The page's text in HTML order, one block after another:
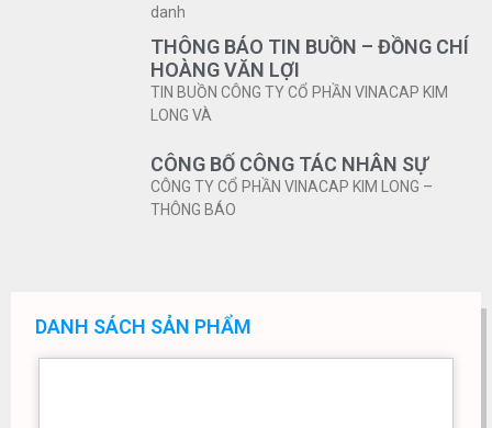
danh
THÔNG BÁO TIN BUỒN – ĐỒNG CHÍ
HOÀNG VĂN LỢI
TIN BUỒN CÔNG TY CỔ PHẦN VINACAP KIM
LONG VÀ
CÔNG BỐ CÔNG TÁC NHÂN SỰ
CÔNG TY CỔ PHẦN VINACAP KIM LONG –
THÔNG BÁO
DANH SÁCH SẢN PHẨM